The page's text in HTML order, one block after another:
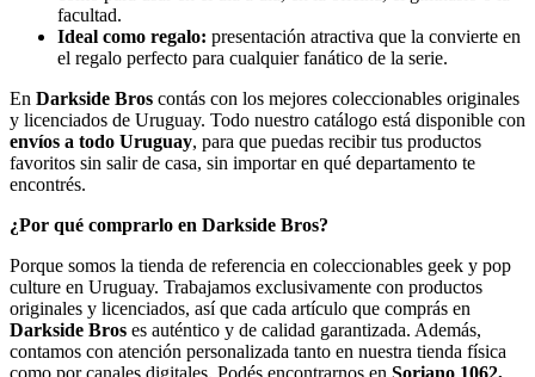
facultad.
Ideal como regalo: presentación atractiva que la convierte en
el regalo perfecto para cualquier fanático de la serie.
En Darkside Bros contás con los mejores coleccionables originales
y licenciados de Uruguay. Todo nuestro catálogo está disponible con
envíos a todo Uruguay, para que puedas recibir tus productos
favoritos sin salir de casa, sin importar en qué departamento te
encontrés.
¿Por qué comprarlo en Darkside Bros?
Porque somos la tienda de referencia en coleccionables geek y pop
culture en Uruguay. Trabajamos exclusivamente con productos
originales y licenciados, así que cada artículo que comprás en
Darkside Bros es auténtico y de calidad garantizada. Además,
contamos con atención personalizada tanto en nuestra tienda física
como por canales digitales. Podés encontrarnos en Soriano 1062,